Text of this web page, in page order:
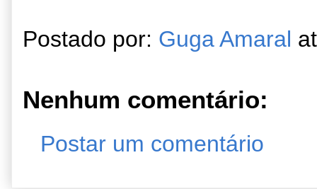
Postado por: Guga Amaral
Nenhum comentário:
Postar um comentário